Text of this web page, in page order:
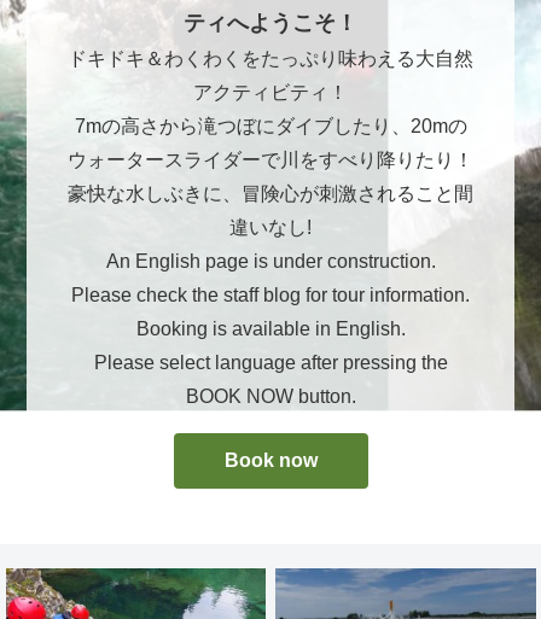
ティへようこそ！
ドキドキ＆わくわくをたっぷり味わえる大自然
アクティビティ！
7mの高さから滝つぼにダイブしたり、20mの
ウォータースライダーで川をすべり降りたり！
豪快な水しぶきに、冒険心が刺激されること間
違いなし!
An English page is under construction.
Please check the staff blog for tour information.
Booking is available in English.
Please select language after pressing the
BOOK NOW button.
Book now